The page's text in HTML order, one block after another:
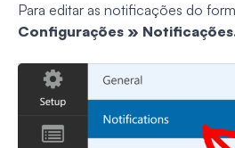
Para editar as notificações do
Configurações »